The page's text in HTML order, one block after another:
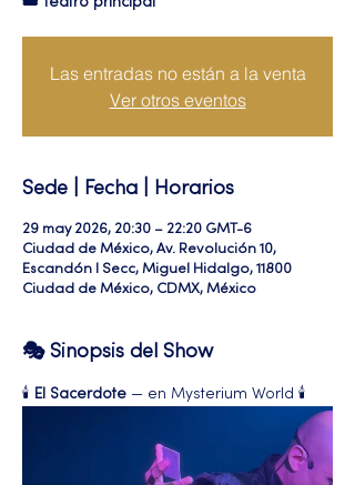
Las entradas no están a la venta
Ver otros eventos
Sede | Fecha | Horarios
29 may 2026, 20:30 – 22:20 GMT-6
Ciudad de México, Av. Revolución 10,
Escandón I Secc, Miguel Hidalgo, 11800
Ciudad de México, CDMX, México
🎭 Sinopsis del Show
🕯️ El Sacerdote — en Mysterium World 🕯️